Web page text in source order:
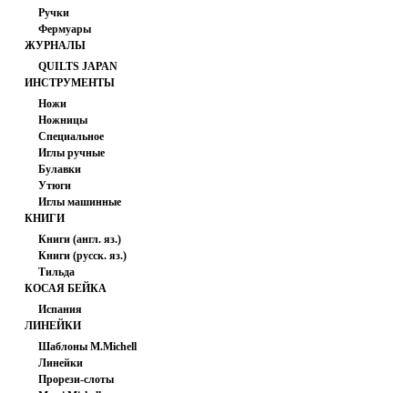
Ручки
Фермуары
ЖУРНАЛЫ
QUILTS JAPAN
ИНСТРУМЕНТЫ
Ножи
Ножницы
Специальное
Иглы ручные
Булавки
Утюги
Иглы машинные
КНИГИ
Книги (англ. яз.)
Книги (русск. яз.)
Тильда
КОСАЯ БЕЙКА
Испания
ЛИНЕЙКИ
Шаблоны M.Michell
Линейки
Прорези-слоты